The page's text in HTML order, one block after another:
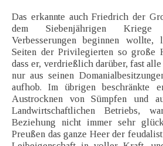
Das erkannte auch Friedrich der
dem Siebenjährigen Kriege
Verbesserungen beginnen
Seiten der Privilegierten so große
dass er, verdrießlich darüber, fast
nur aus seinen
aufhob. Im übrigen beschränkte
Austrocknen von Sümpfen und
Landwirtschaftlichen Betriebs,
Beziehung nicht immer sehr
Preußen das ganze Heer der